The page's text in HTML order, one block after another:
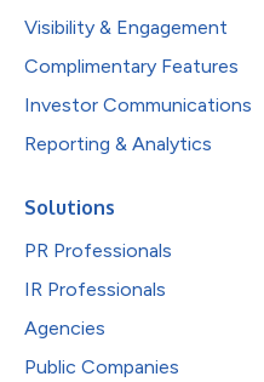
Visibility & Engagement
Complimentary Features
Investor Communications
Reporting & Analytics
Solutions
PR Professionals
IR Professionals
Agencies
Public Companies